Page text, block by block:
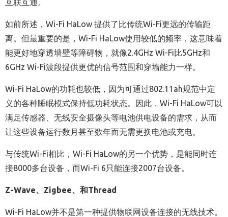
互联互通。
如前所述，Wi-Fi HaLow 提供了比传统Wi-Fi更远的传输距
离。但最重要的是，Wi-Fi HaLow使用较低的频率，这意味着
能更好地穿透墙壁等障碍物，就像2.4GHz Wi-Fi比5GHz和
6GHz Wi-Fi波段提供更优的信号范围和穿墙能力一样。
Wi-Fi HaLow的功耗也较低，因为可通过802.11ah规范中定
义的各种睡眠模式保持低功耗状态。因此，Wi-Fi HaLow可以
满足传感器、无线安全摄像头等电池供电设备的需求，从而
让这些设备运行数月甚至数年而无需更换电池或充电。
与传统Wi-Fi相比，Wi-Fi HaLow的另一个优势，是能同时连
接8000多台设备，而Wi-Fi 6只能连接2007台设备。
Z-Wave、Zigbee、和Thread
Wi-Fi HaLow并不是第一种提供物联网设备连接的无线技术。